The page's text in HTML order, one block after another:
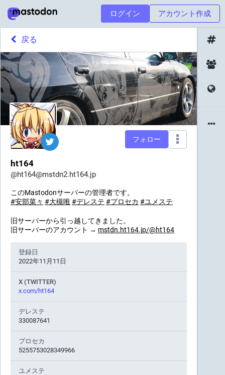
ログイン アカウント作成
戻る
フォロー
ht164
@ht164@mstdn2.ht164.jp
このMastodonサーバーの管理者です。
#安部菜々 #大槻唯#デレステ #プロセカ #ユメステ
旧サーバーから引っ越してきました。
旧サーバーのアカウント → mstdn.ht164.jp/@ht164
登録日
2022年11月11日
X (TWITTER)
x.com/ht164
デレステ
330087641
プロセカ
5255753028349966
ユメステ